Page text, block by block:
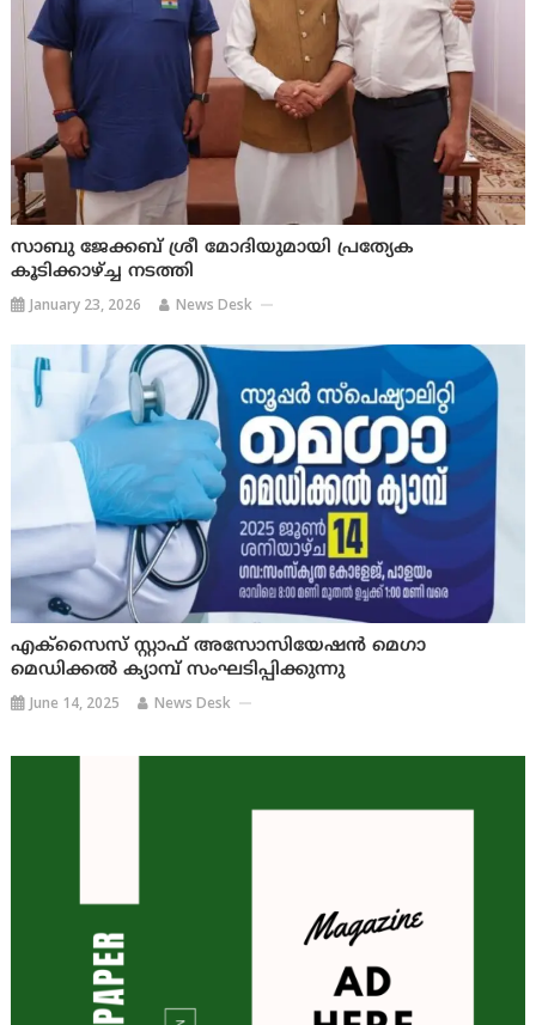
സാബു ജേക്കബ് ശ്രീ മോദിയുമായി പ്രത്യേക
കൂടിക്കാഴ്ച്ച നടത്തി
January 23, 2026 News Desk
എക്സൈസ് സ്റ്റാഫ് അസോസിയേഷൻ മെഗാ
മെഡിക്കൽ ക്യാമ്പ് സംഘടിപ്പിക്കുന്നു
June 14, 2025 News Desk